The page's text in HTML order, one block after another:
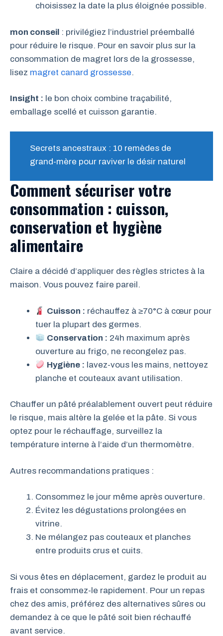
choisissez la date la plus éloignée possible.
mon conseil : privilégiez l’industriel préemballé
pour réduire le risque. Pour en savoir plus sur la
consommation de magret lors de la grossesse,
lisez magret canard grossesse.
Insight : le bon choix combine traçabilité,
emballage scellé et cuisson garantie.
Secrets ancestraux : 10 remèdes de
grand-mère pour raviver le désir naturel
Comment sécuriser votre
consommation : cuisson,
conservation et hygiène
alimentaire
Claire a décidé d’appliquer des règles strictes à la
maison. Vous pouvez faire pareil.
Cuisson : réchauffez à ≥70°C à cœur pour
tuer la plupart des germes.
Conservation : 24h maximum après
ouverture au frigo, ne recongelez pas.
Hygiène : lavez-vous les mains, nettoyez
planche et couteaux avant utilisation.
Chauffer un pâté préalablement ouvert peut réduire
le risque, mais altère la gelée et la pâte. Si vous
optez pour le réchauffage, surveillez la
température interne à l’aide d’un thermomètre.
Autres recommandations pratiques :
Consommez le jour même après ouverture.
Évitez les dégustations prolongées en
vitrine.
Ne mélangez pas couteaux et planches
entre produits crus et cuits.
Si vous êtes en déplacement, gardez le produit au
frais et consommez-le rapidement. Pour un repas
chez des amis, préférez des alternatives sûres ou
demandez à ce que le pâté soit bien réchauffé
avant service.